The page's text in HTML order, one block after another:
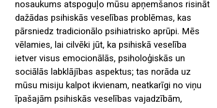
nosaukums atspoguļo mūsu apņemšanos risināt
dažādas psihiskās veselības problēmas, kas
pārsniedz tradicionālo psihiatrisko aprūpi. Mēs
vēlamies, lai cilvēki jūt, ka psihiskā veselība
ietver visus emocionālās, psiholoģiskās un
sociālās labklājības aspektus; tas norāda uz
mūsu misiju kalpot ikvienam, neatkarīgi no viņu
īpašajām psihiskās veselības vajadzībām,